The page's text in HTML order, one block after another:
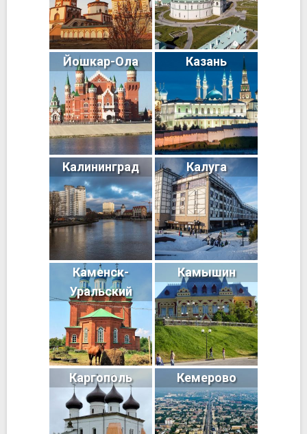
Йошкар-Ола Казань
Калининград Калуга
Каменск-
Уральский
Камышин
Каргополь Кемерово